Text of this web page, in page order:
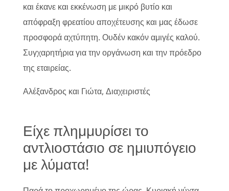
και έκανε και εκκένωση με μικρό βυτίο και
απόφραξη φρεατίου αποχέτευσης και μας έδωσε
προσφορά αχτύπητη. Ουδέν κακόν αμιγές καλού.
Συγχαρητήρια για την οργάνωση και την πρόεδρο
της εταιρείας.
Αλέξανδρος και Γιώτα, Διαχειριστές
Είχε πλημμυρίσει το
αντλιοστάσιο σε ημιυπόγειο
με λύματα!